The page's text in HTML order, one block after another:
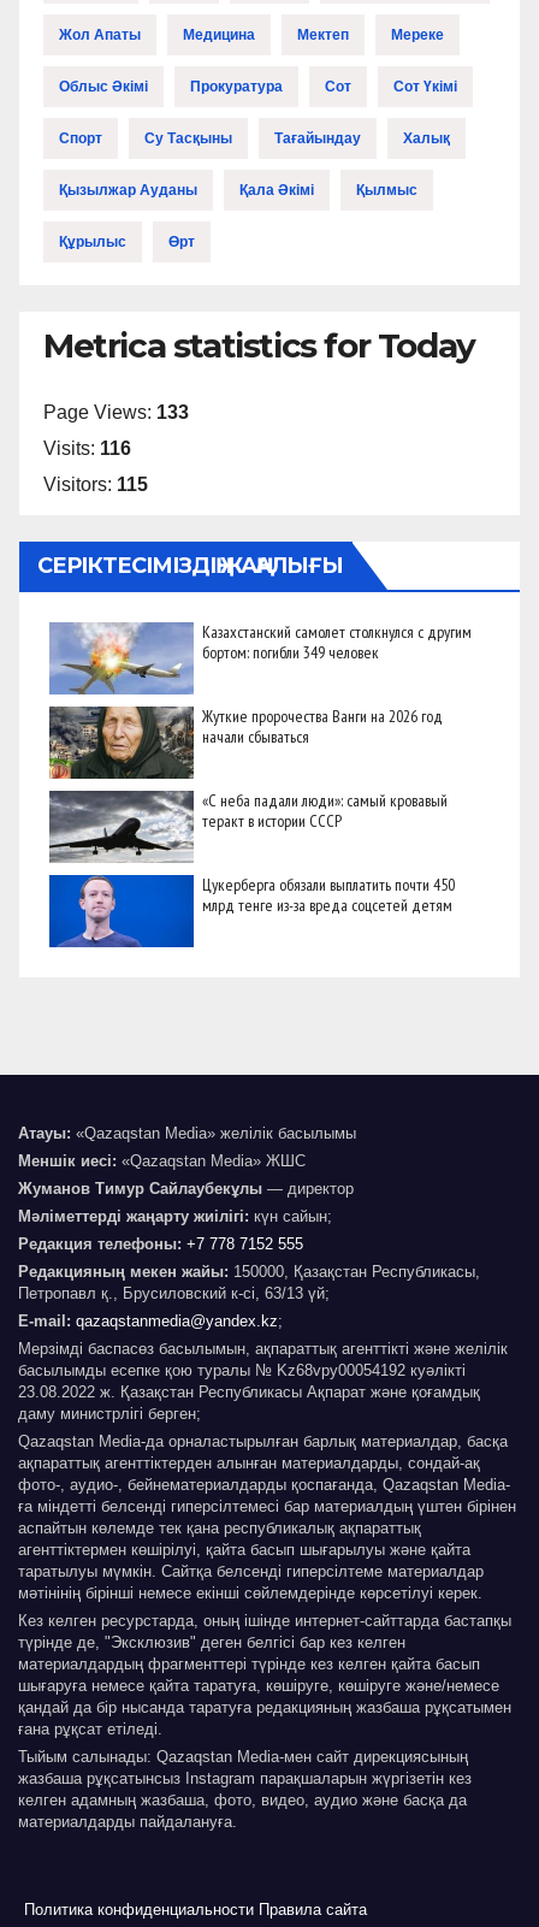
Жол Апаты Медицина Мектеп Мереке
Облыс Әкімі Прокуратура Сот Сот Үкімі
Спорт Су Тасқыны Тағайындау Халық
Қызылжар Ауданы Қала Әкімі Қылмыс
Құрылыс Өрт
Metrica statistics for Today
Page Views: 133
Visits: 116
Visitors: 115
СЕРІКТЕСІМІЗДІҢ ЖАҢАЛЫҒЫ
Казахстанский самолет столкнулся с другим
бортом: погибли 349 человек
Жуткие пророчества Ванги на 2026 год
начали сбываться
«С неба падали люди»: самый кровавый
теракт в истории СССР
Цукерберга обязали выплатить почти 450
млрд тенге из-за вреда соцсетей детям
Атауы: «Qazaqstan Media» желілік басылымы
Меншік иесі: «Qazaqstan Media» ЖШС
Жуманов Тимур Сайлаубекұлы — директор
Мәліметтерді жаңарту жиілігі: күн сайын;
Редакция телефоны: +7 778 7152 555
Редакцияның мекен жайы: 150000, Қазақстан Республикасы,
Петропавл қ., Брусиловский к-сі, 63/13 үй;
E-mail: qazaqstanmedia@yandex.kz;
Мерзімді баспасөз басылымын, ақпараттық агенттікті және желілік
басылымды есепке қою туралы № Kz68vpy00054192 куәлікті
23.08.2022 ж. Қазақстан Республикасы Ақпарат және қоғамдық
даму министрлігі берген;
Qazaqstan Media-да орналастырылған барлық материалдар, басқа
ақпараттық агенттіктерден алынған материалдарды, сондай-ақ
фото-, аудио-, бейнематериалдарды қоспағанда, Qazaqstan Media-
ға міндетті белсенді гиперсілтемесі бар материалдың үштен бірінен
аспайтын көлемде тек қана республикалық ақпараттық
агенттіктермен көшірілуі, қайта басып шығарылуы және қайта
таратылуы мүмкін. Сайтқа белсенді гиперсілтеме материалдар
мәтінінің бірінші немесе екінші сөйлемдерінде көрсетілуі керек.
Кез келген ресурстарда, оның ішінде интернет-сайттарда бастапқы
түрінде де, "Эксклюзив" деген белгісі бар кез келген
материалдардың фрагменттері түрінде кез келген қайта басып
шығаруға немесе қайта таратуға, көшіруге, көшіруге және/немесе
қандай да бір нысанда таратуға редакцияның жазбаша рұқсатымен
ғана рұқсат етіледі.
Тыйым салынады: Qazaqstan Media-мен сайт дирекциясының
жазбаша рұқсатынсыз Instagram парақшаларын жүргізетін кез
келген адамның жазбаша, фото, видео, аудио және басқа да
материалдарды пайдалануға.
Политика конфиденциальности Правила сайта